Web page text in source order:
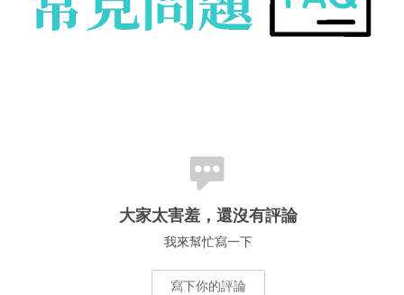
大家太害羞，還沒有評論
我來幫忙寫一下
寫下你的評論